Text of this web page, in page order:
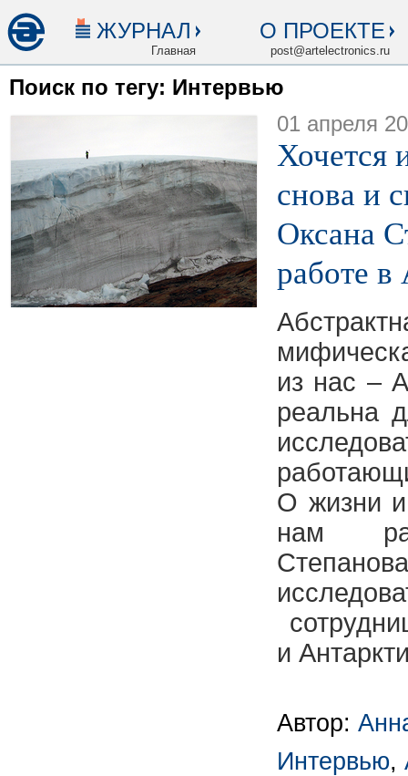
ЖУРНАЛ
Главная
О ПРОЕКТЕ
post@artelectronics.ru
Поиск по тегу: Интервью
01 апреля
Хочется
снова и
Оксана
работе в
из нас –
реальна
О жизни и
нам
и
Автор:
Интервью,